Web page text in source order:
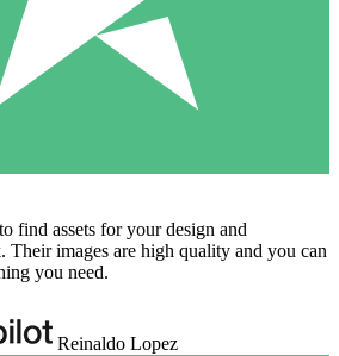
find assets for your design and
Their images are high quality and you can
you need.
Reinaldo Lopez